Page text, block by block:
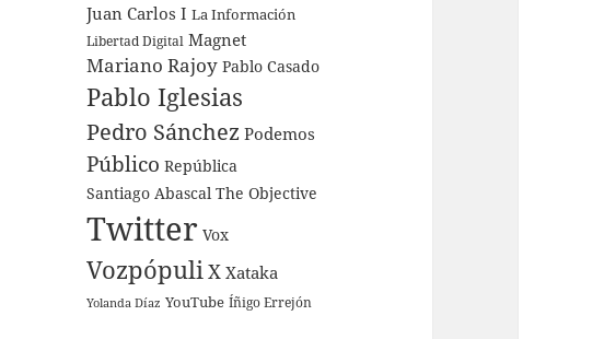
Juan Carlos I La Información
Libertad Digital Magnet
Mariano Rajoy Pablo Casado
Pablo Iglesias
Pedro Sánchez Podemos
Público República
Santiago Abascal The Objective
Twitter Vox
Vozpópuli X Xataka
Yolanda Díaz YouTube Íñigo Errejón